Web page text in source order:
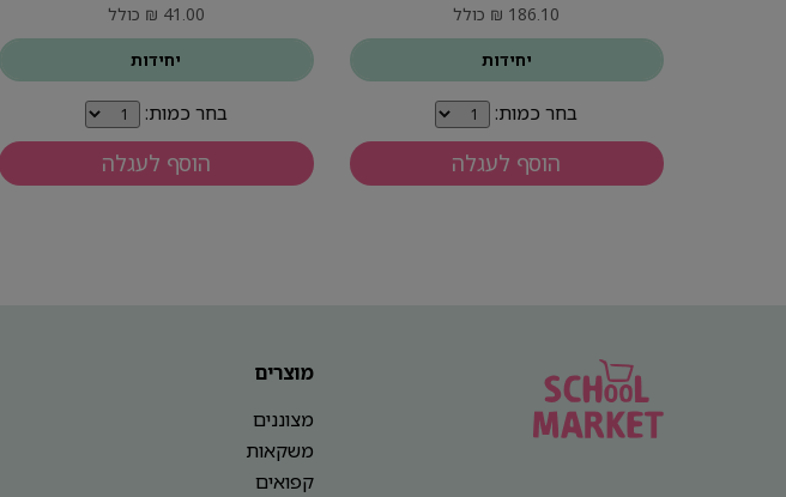
186.10 ₪ כולל
יחידות
בחר כמות:
הוסף לעגלה
41.00 ₪ כולל
יחידות
בחר כמות:
הוסף לעגלה
מוצרים
מצוננים
משקאות
קפואים